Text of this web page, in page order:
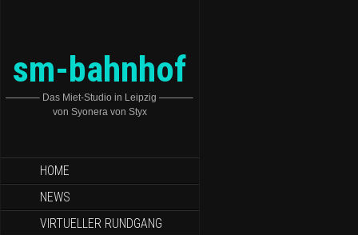
sm-bahnhof
———– Das Miet-Studio in Leipzig ———–
von Syonera von Styx
HOME
NEWS
VIRTUELLER RUNDGANG